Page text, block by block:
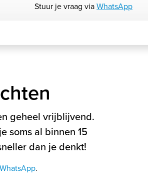
Stuur je vraag viaWhatsApp
geheel vrijblijvend.
soms al binnen 15
dan je denkt!
WhatsApp.